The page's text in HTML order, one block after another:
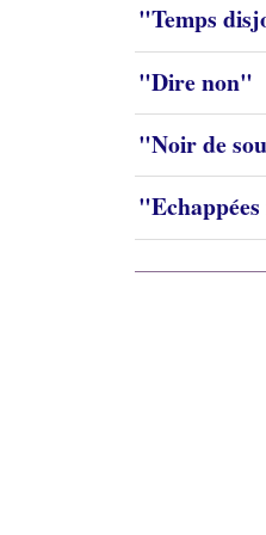
"Temps
"Dire non"
"Noir de